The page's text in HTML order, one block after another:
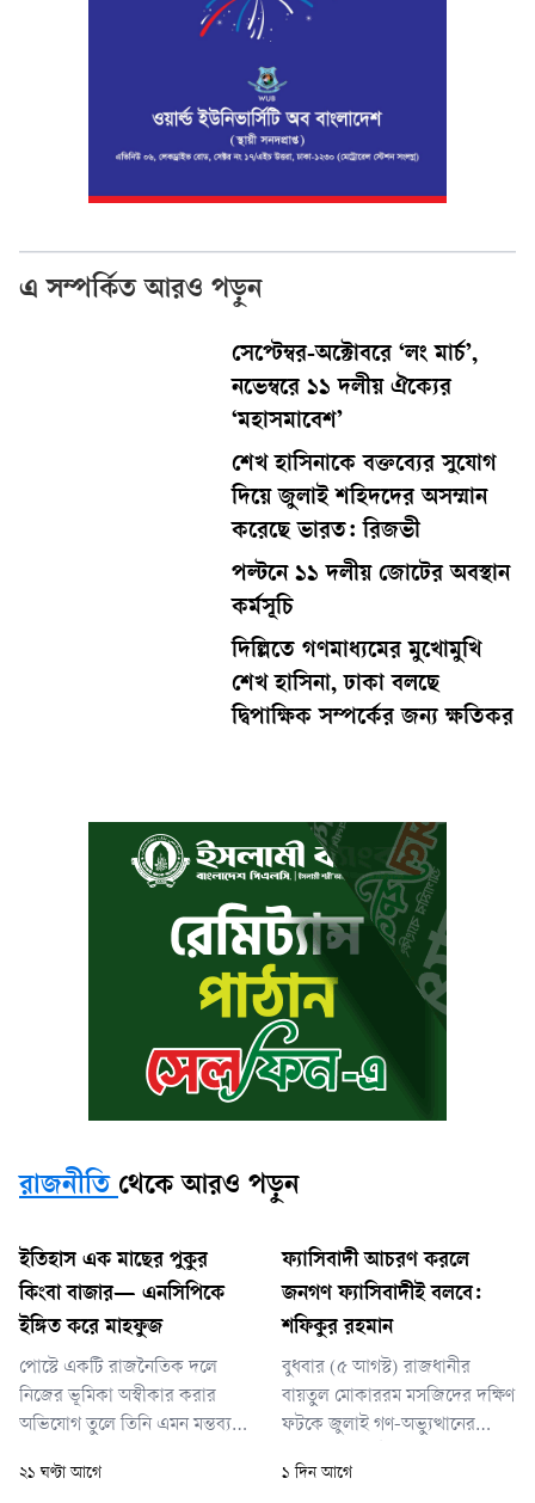
এ সম্পর্কিত আরও পড়ুন
সেপ্টেম্বর-অক্টোবরে ‘লং মার্চ’,
নভেম্বরে ১১ দলীয় ঐক্যের
‘মহাসমাবেশ’
শেখ হাসিনাকে বক্তব্যের সুযোগ
দিয়ে জুলাই শহিদদের অসম্মান
করেছে ভারত: রিজভী
পল্টনে ১১ দলীয় জোটের অবস্থান
কর্মসূচি
দিল্লিতে গণমাধ্যমের মুখোমুখি
শেখ হাসিনা, ঢাকা বলছে
দ্বিপাক্ষিক সম্পর্কের জন্য ক্ষতিকর
রাজনীতি থেকে আরও পড়ুন
ইতিহাস এক মাছের পুকুর
কিংবা বাজার— এনসিপিকে
ইঙ্গিত করে মাহফুজ
পোস্টে একটি রাজনৈতিক দলে
নিজের ভূমিকা অস্বীকার করার
অভিযোগ তুলে তিনি এমন মন্তব্য
(এনসিপি) ইঙ্গিত করেই করা হয়েছে
২১ ঘণ্টা আগে
ফ্যাসিবাদী আচরণ করলে
জনগণ ফ্যাসিবাদীই বলবে:
শফিকুর রহমান
বুধবার (৫ আগস্ট) রাজধানীর
বায়তুল মোকাররম মসজিদের দক্ষিণ
ফটকে জুলাই গণ-অভ্যুত্থানের
জোট আয়োজিত সমাবেশে তিনি
১ দিন আগে